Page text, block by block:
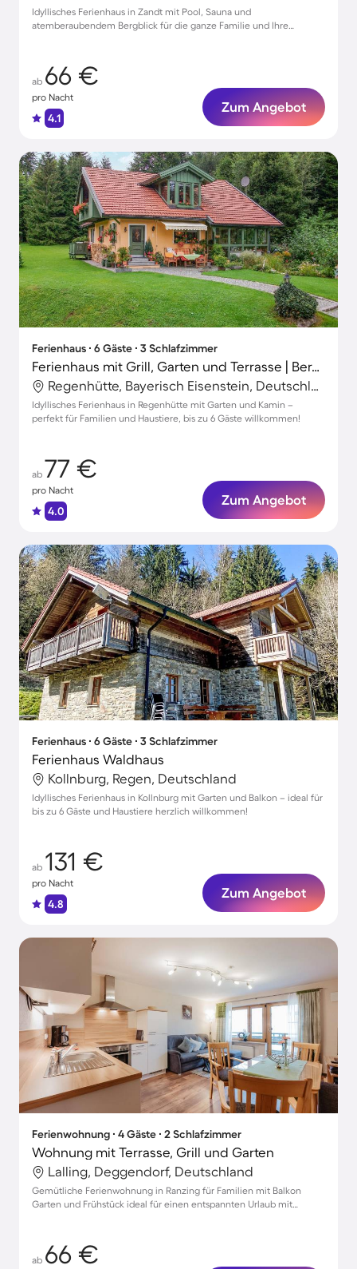
Idyllisches Ferienhaus in Zandt mit Pool, Sauna und
atemberaubendem Bergblick für die ganze Familie und Ihre
ab 66 €
pro Nacht
4.1
Zum Angebot
Ferienhaus ∙ 6 Gäste ∙ 3 Schlafzimmer
Ferienhaus mit Grill, Garten und Terrasse | Bergblick
Regenhütte, Bayerisch Eisenstein, Deutschland
Idyllisches Ferienhaus in Regenhütte mit Garten und Kamin –
perfekt für Familien und Haustiere, bis zu 6 Gäste willkommen!
ab 77 €
pro Nacht
4.0
Zum Angebot
Ferienhaus ∙ 6 Gäste ∙ 3 Schlafzimmer
Ferienhaus Waldhaus
Kollnburg, Regen, Deutschland
Idyllisches Ferienhaus in Kollnburg mit Garten und Balkon – ideal für
bis zu 6 Gäste und Haustiere herzlich willkommen!
ab 131 €
pro Nacht
4.8
Zum Angebot
Ferienwohnung ∙ 4 Gäste ∙ 2 Schlafzimmer
Wohnung mit Terrasse, Grill und Garten
Lalling, Deggendorf, Deutschland
Gemütliche Ferienwohnung in Ranzing für Familien mit Balkon
Garten und Frühstück ideal für einen entspannten Urlaub mit
ab 66 €